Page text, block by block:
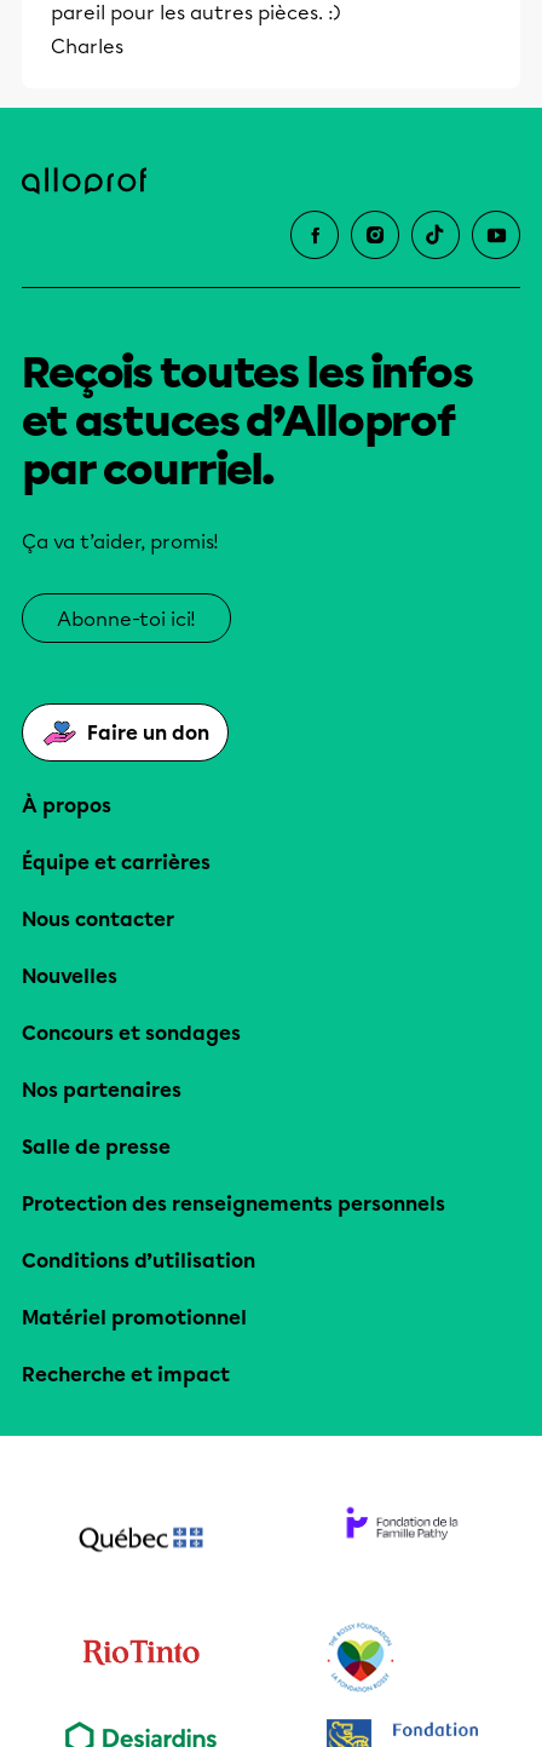
pareil pour les autres pièces. :)
Charles
Reçois toutes les infos
et astuces d’Alloprof
par courriel.
Ça va t’aider, promis!
Abonne-toi ici!
Faire un don
À propos
Équipe et carrières
Nous contacter
Nouvelles
Concours et sondages
Nos partenaires
Salle de presse
Protection des renseignements personnels
Conditions d’utilisation
Matériel promotionnel
Recherche et impact